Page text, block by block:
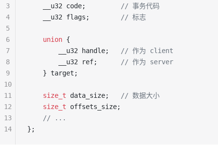
    __u32 code;
         // 事务代码
    __u32 flags;
        // 标志
    union
{
        __u32 handle;
   // 作为 client
        __u32 ref;
      // 作为 server
    } target;
    size_t
data_size;
   // 数据大小
    size_t
offsets_size;
    // ...
};
3
4
5
6
7
8
9
10
11
12
13
14